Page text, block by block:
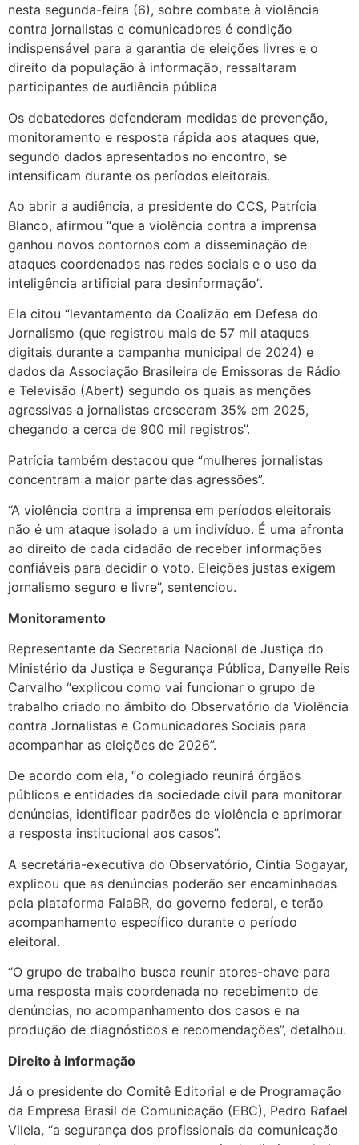
nesta segunda-feira (6), sobre combate à violência
contra jornalistas e comunicadores é condição
indispensável para a garantia de eleições livres e o
direito da população à informação, ressaltaram
participantes de audiência pública
Os debatedores defenderam medidas de prevenção,
monitoramento e resposta rápida aos ataques que,
segundo dados apresentados no encontro, se
intensificam durante os períodos eleitorais.
Ao abrir a audiência, a presidente do CCS, Patrícia
Blanco, afirmou “que a violência contra a imprensa
ganhou novos contornos com a disseminação de
ataques coordenados nas redes sociais e o uso da
inteligência artificial para desinformação”.
Ela citou “levantamento da Coalizão em Defesa do
Jornalismo (que registrou mais de 57 mil ataques
digitais durante a campanha municipal de 2024) e
dados da Associação Brasileira de Emissoras de Rádio
e Televisão (Abert) segundo os quais as menções
agressivas a jornalistas cresceram 35% em 2025,
chegando a cerca de 900 mil registros”.
Patrícia também destacou que “mulheres jornalistas
concentram a maior parte das agressões”.
“A violência contra a imprensa em períodos eleitorais
não é um ataque isolado a um indivíduo. É uma afronta
ao direito de cada cidadão de receber informações
confiáveis para decidir o voto. Eleições justas exigem
jornalismo seguro e livre”, sentenciou.
Monitoramento
Representante da Secretaria Nacional de Justiça do
Ministério da Justiça e Segurança Pública, Danyelle Reis
Carvalho “explicou como vai funcionar o grupo de
trabalho criado no âmbito do Observatório da Violência
contra Jornalistas e Comunicadores Sociais para
acompanhar as eleições de 2026”.
De acordo com ela, “o colegiado reunirá órgãos
públicos e entidades da sociedade civil para monitorar
denúncias, identificar padrões de violência e aprimorar
a resposta institucional aos casos”.
A secretária-executiva do Observatório, Cintia Sogayar,
explicou que as denúncias poderão ser encaminhadas
pela plataforma FalaBR, do governo federal, e terão
acompanhamento específico durante o período
eleitoral.
“O grupo de trabalho busca reunir atores-chave para
uma resposta mais coordenada no recebimento de
denúncias, no acompanhamento dos casos e na
produção de diagnósticos e recomendações”, detalhou.
Direito à informação
Já o presidente do Comitê Editorial e de Programação
da Empresa Brasil de Comunicação (EBC), Pedro Rafael
Vilela, “a segurança dos profissionais da comunicação